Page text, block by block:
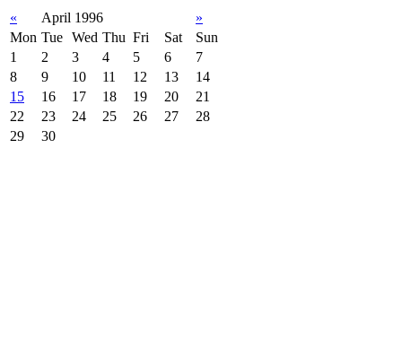
« April 1996
»
Mon Tue Wed Thu Fri Sat
Sun
1
2 3 4 5 6
7
8
9 10 11 12 13
14
15
16 17 18 19 20
21
22
23 24 25 26 27
28
29
30